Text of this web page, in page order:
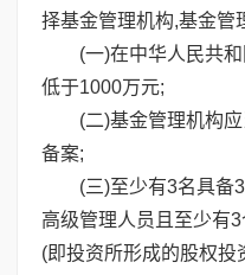
择基金管理机构,基金管
(一)在中华人民共和
低于1000万元;
(二)基金管理机构应
备案;
(三)至少有3名具备3
高级管理人员且至少有
(即投资所形成的股权投